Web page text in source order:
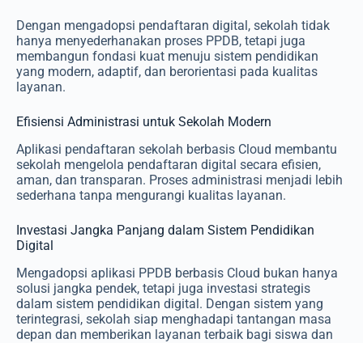
Dengan mengadopsi pendaftaran digital, sekolah tidak
hanya menyederhanakan proses PPDB, tetapi juga
membangun fondasi kuat menuju sistem pendidikan
yang modern, adaptif, dan berorientasi pada kualitas
layanan.
Efisiensi Administrasi untuk Sekolah Modern
Aplikasi pendaftaran sekolah berbasis Cloud membantu
sekolah mengelola pendaftaran digital secara efisien,
aman, dan transparan. Proses administrasi menjadi lebih
sederhana tanpa mengurangi kualitas layanan.
Investasi Jangka Panjang dalam Sistem Pendidikan
Digital
Mengadopsi aplikasi PPDB berbasis Cloud bukan hanya
solusi jangka pendek, tetapi juga investasi strategis
dalam sistem pendidikan digital. Dengan sistem yang
terintegrasi, sekolah siap menghadapi tantangan masa
depan dan memberikan layanan terbaik bagi siswa dan